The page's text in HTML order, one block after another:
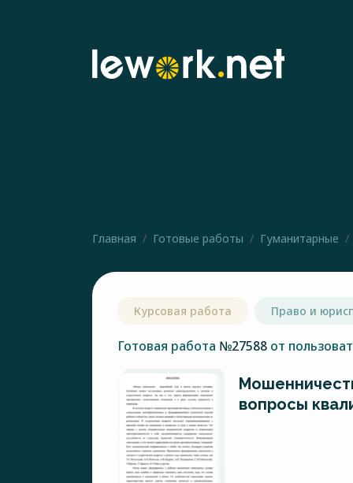
Главная Готовые работы Гуманитарные
Курсовая работа Право и
Готовая работа №27588 от
вопросы